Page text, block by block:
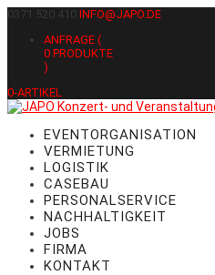
0371 520 410 INFO@JAPO.DE
ANFRAGE (
0 PRODUKTE
)
0-ARTIKEL
EVENTORGANISATION
VERMIETUNG
LOGISTIK
CASEBAU
PERSONALSERVICE
NACHHALTIGKEIT
JOBS
FIRMA
KONTAKT